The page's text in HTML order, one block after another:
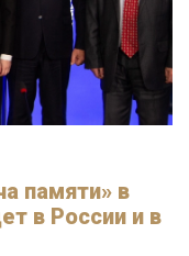
памяти» в
в России и в